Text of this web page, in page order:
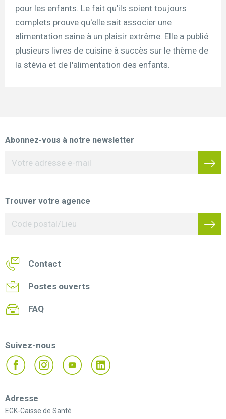
pour les enfants. Le fait qu'ils soient toujours
complets prouve qu'elle sait associer une
alimentation saine à un plaisir extrême. Elle a publié
plusieurs livres de cuisine à succès sur le thème de
la stévia et de l'alimentation des enfants.
Abonnez-vous à notre newsletter
Trouver votre agence
Contact
Postes ouverts
FAQ
Suivez-nous
Adresse
EGK-Caisse de Santé